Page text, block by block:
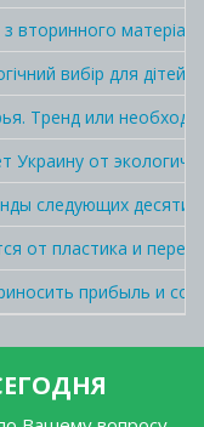
вторинного матеріалу
вибір для дітей
Тренд или
Украину от
следующих
от пластика и
прибыль и